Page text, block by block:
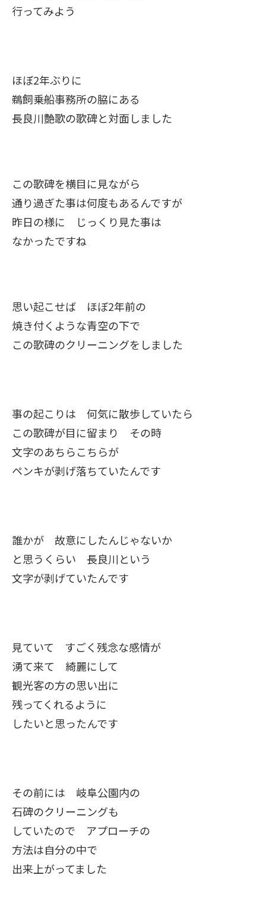
行ってみよう
ほぼ2年ぶりに
鵜飼乗船事務所の脇にある
長良川艶歌の歌碑と対面しました
この歌碑を横目に見ながら
通り過ぎた事は何度もあるんですが
昨日の様に じっくり見た事は
なかったですね
思い起こせば ほぼ2年前の
焼き付くような青空の下で
この歌碑のクリーニングをしました
事の起こりは 何気に散歩していたら
この歌碑が目に留まり その時
文字のあちらこちらが
ペンキが剥げ落ちていたんです
誰かが 故意にしたんじゃないか
と思うくらい 長良川という
文字が剥げていたんです
見ていて すごく残念な感情が
湧て来て 綺麗にして
観光客の方の思い出に
残ってくれるように
したいと思ったんです
その前には 岐阜公園内の
石碑のクリーニングも
していたので アプローチの
方法は自分の中で
出来上がってました